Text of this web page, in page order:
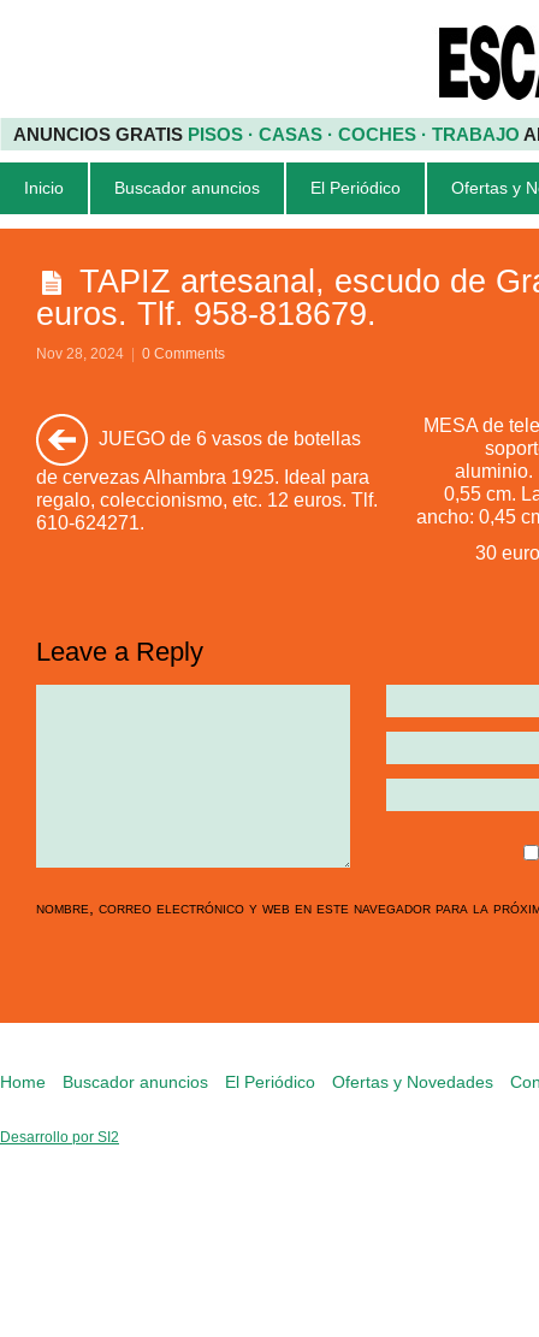
ANUNCIOS GRATIS PISOS · CASAS · COCHES · TRABAJO
Inicio Buscador anuncios El Periódico Ofertas y
TAPIZ artesanal, escudo de
euros. Tlf. 958-818679.
Nov 28, 2024 0 Comments
JUEGO de 6 vasos de botellas
de cervezas Alhambra 1925. Ideal para
regalo, coleccionismo, etc. 12 euros. Tlf.
610-624271.
MESA de
aluminio.
0,55 cm.
ancho: 0,45
30
Leave a Reply
nombre, correo electrónico y web en este navegador para la
Home Buscador anuncios El Periódico Ofertas y Novedades
Desarrollo por SI2